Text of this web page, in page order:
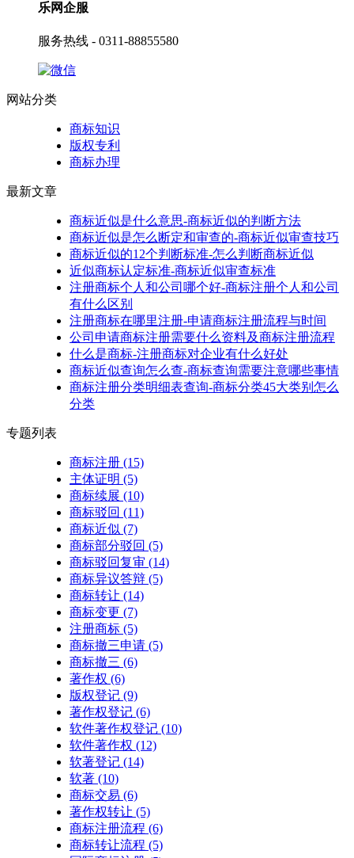
乐网企服
服务热线 - 0311-88855580
网站分类
商标知识
版权专利
商标办理
最新文章
商标近似是什么意思-商标近似的判断方法
商标近似是怎么断定和审查的-商标近似审查技巧
商标近似的12个判断标准-怎么判断商标近似
近似商标认定标准-商标近似审查标准
注册商标个人和公司哪个好-商标注册个人和公司
有什么区别
注册商标在哪里注册-申请商标注册流程与时间
公司申请商标注册需要什么资料及商标注册流程
什么是商标-注册商标对企业有什么好处
商标近似查询怎么查-商标查询需要注意哪些事情
商标注册分类明细表查询-商标分类45大类别怎么
分类
专题列表
商标注册 (15)
主体证明 (5)
商标续展 (10)
商标驳回 (11)
商标近似 (7)
商标部分驳回 (5)
商标驳回复审 (14)
商标异议答辩 (5)
商标转让 (14)
商标变更 (7)
注册商标 (5)
商标撤三申请 (5)
商标撤三 (6)
著作权 (6)
版权登记 (9)
著作权登记 (6)
软件著作权登记 (10)
软件著作权 (12)
软著登记 (14)
软著 (10)
商标交易 (6)
著作权转让 (5)
商标注册流程 (6)
商标转让流程 (5)